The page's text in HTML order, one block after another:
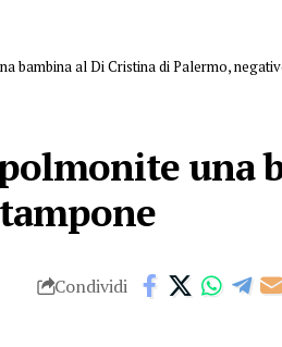
bambina al Di Cristina di Palermo,
una
Condividi